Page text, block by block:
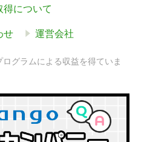
イドライン
得について
運営会社